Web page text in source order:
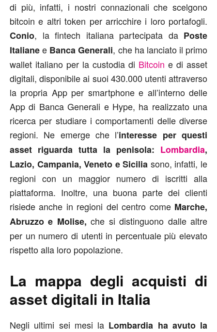
di più, infatti, i nostri connazionali che scelgono
bitcoin e altri token per arricchire i loro portafogli.
Conio, la fintech italiana partecipata da Poste
Italianee Banca Generali, che ha lanciato il primo
wallet italiano per la custodia di Bitcoin e di asset
digitali, disponibile ai suoi 430.000 utenti attraverso
la propria App per smartphone e all’interno delle
App di Banca Generali e Hype, ha realizzato una
ricerca per studiare i comportamenti delle diverse
regioni. Ne emerge che l’interesse per questi
asset riguarda tutta la penisola: Lombardia,
Lazio, Campania, Veneto e Sicilia sono, infatti, le
regioni con un maggior numero di iscritti alla
piattaforma. Inoltre, una buona parte dei clienti
risiede anche in regioni del centro come Marche,
Abruzzo e Molise, che si distinguono dalle altre
per un numero di utenti in percentuale più elevato
rispetto alla loro popolazione.
La mappa degli acquisti di
asset digitali in Italia
Negli ultimi sei mesi la Lombardia ha avuto la